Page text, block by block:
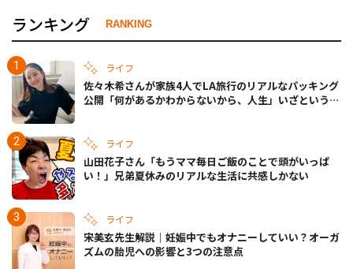
ランキング RANKING
ライフ
佐々木希さんが家族4人でLA旅行のリアルなパッキング
公開「何があるかわからないから、人生」いざというと
ライフ
山田花子さん「もうママ毎日ご飯のことで頭がいっぱ
い！」兄弟夏休みのリアルな生活に共感しかない
ライフ
宋美玄先生解説｜妊娠中でもオナニーしていい？オーガ
ズムの胎児への影響と3つの注意点